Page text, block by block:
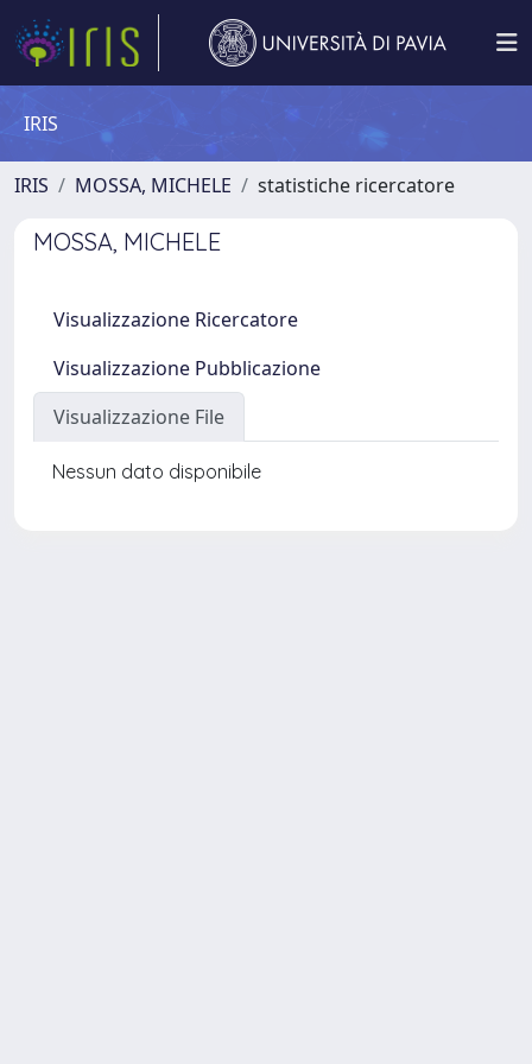
IRIS
IRIS MOSSA, MICHELE statistiche ricercatore
MOSSA, MICHELE
Visualizzazione Ricercatore
Visualizzazione Pubblicazione
Visualizzazione File
Nessun dato disponibile